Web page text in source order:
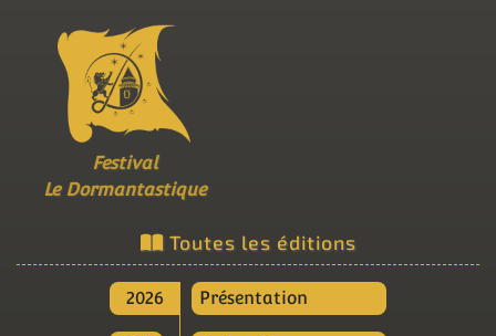
Festival
Le Dormantastique
Toutes les éditions
2026 Présentation